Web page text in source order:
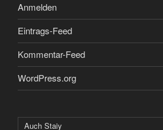
Anmelden
Eintrags-Feed
Kommentar-Feed
WordPress.org
Auch Staiy